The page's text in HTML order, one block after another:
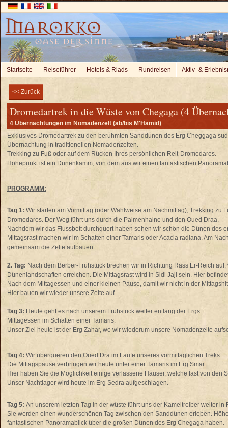
Startseite Reiseführer Hotels & Riads Rundreisen Aktiv- &
<< Zurück
Dromedartrek in die Wüste von Chegaga (4
4 Übernachtungen im Nomadenzelt (ab/bis M'Hamid)
Exklusives Dromedartrek zu den berühmten Sanddünen des Erg Cheggaga
Übernachtung in traditionellen Nomadenzelten.
Trekking zu Fuß oder auf dem Rücken Ihres persönlichen Reit-Dromedares.
Höhepunkt ist ein Dünenkamm, von dem aus wir einen fantastischen
PROGRAMM:
Tag 1: Wir starten am Vormittag (oder Wahlweise am Nachmittag), Trekking zu
Dromedares. Der Weg führt uns durch die Palmenhaine und den Oued Draa.
Nachdem wir das Flussbett durchquert haben sehen wir schön die Dünen des
Mittagsrast machen wir im Schatten einer Tamaris oder Acacia radiana. Am
gemeinsam die Zelte aufbauen.
2. Tag: Nach dem Berber-Frühstück brechen wir in Richtung Rass Er-Reich
Dünenlandschaften erreichen. Die Mittagsrast wird in Sidi Jaji sein. Hier
Nach dem Mittagessen und einer kleinen Pause, damit wir nicht in der
Hier bauen wir wieder unsere Zelte auf.
Tag 3: Heute geht es nach unserem Frühstück weiter entlang der Ergs.
Mittagessen im Schatten einer Tamaris.
Unser Ziel heute ist der Erg Zahar, wo wir wiederum unsere Nomadenzelte
Tag 4: Wir überqueren den Oued Dra im Laufe unseres vormittaglichen Treks.
Die Mittagspause verbringen wir heute unter einer Tamaris im Erg Smar.
Hier haben Sie die Möglichkeit einige verlassene Häuser, welche fast von den
Unser Nachtlager wird heute im Erg Sedra aufgeschlagen.
Tag 5: An unserem letzten Tag in der wüste führt uns der Kameltreiber weiter in
Sie werden einen wunderschönen Tag zwischen den Sanddünen erleben.
fantastischen Panoramablick über die großen Dünen des Erg Chegaga haben.